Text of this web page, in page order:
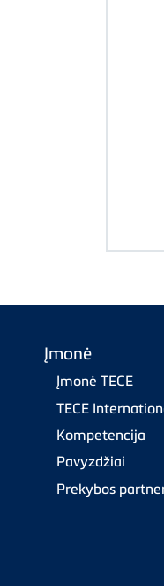
Įmonė
Įmonė TECE
TECE
Kompetencija
Pavyzdžiai
Prekybos